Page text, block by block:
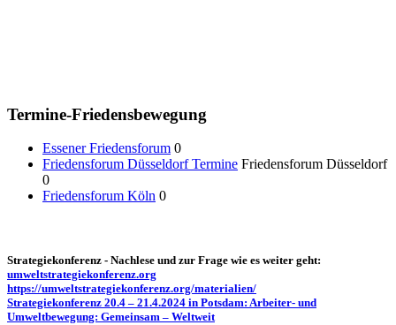
Termine-Friedensbewegung
Essener Friedensforum 0
Friedensforum Düsseldorf Termine Friedensforum Düsseldorf
0
Friedensforum Köln 0
Strategiekonferenz - Nachlese und zur Frage wie es weiter geht:
umweltstrategiekonferenz.org
https://umweltstrategiekonferenz.org/materialien/
Strategiekonferenz 20.4 – 21.4.2024 in Potsdam: Arbeiter- und
Umweltbewegung: Gemeinsam – Weltweit